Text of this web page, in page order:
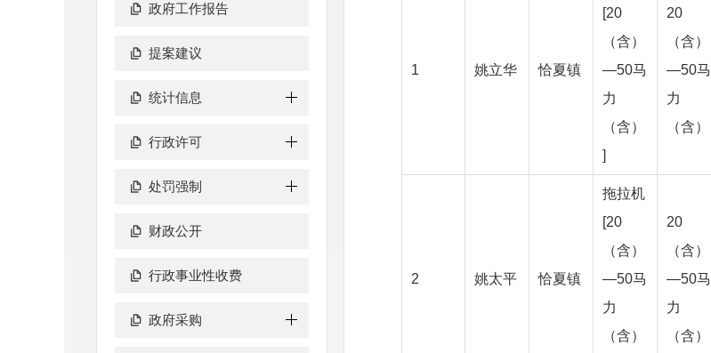
政府工作报告
提案建议
统计信息
行政许可
处罚强制
财政公开
行政事业性收费
政府采购
1 姚立华 恰夏镇
[20
（含）
—50马
力
（含）
]
20
（含）
—50马
力
（含）
2 姚太平 恰夏镇
拖拉机
[20
（含）
—50马
力
（含）
20
（含）
—50马
力
（含）